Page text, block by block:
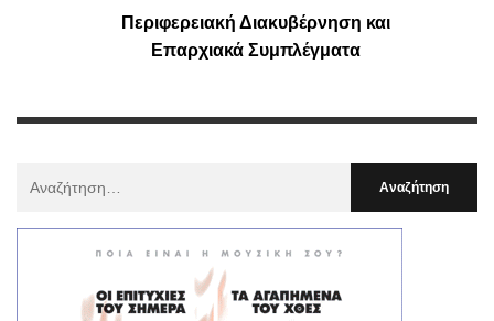
Περιφερειακή Διακυβέρνηση και
Επαρχιακά Συμπλέγματα
: